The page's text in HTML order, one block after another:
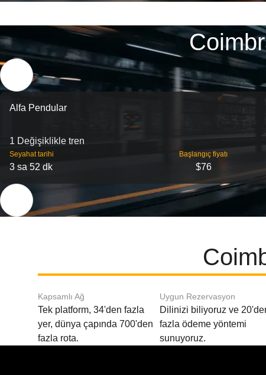
Alfa Pendular
1 Değişiklikle tren
Seyahat tarihi
3 sa 52 dk
Başlangıç ​​fiyatı
$76
Kapsamlı Ağ
Tek platform, 34'den fazla
yer, dünya çapında 700'den
fazla rota.
Uygun Rezervasyon
Dilinizi biliyoruz ve
fazla ödeme yöntemi
sunuyoruz.